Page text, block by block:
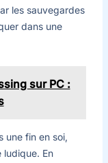
les sauvegardes
dans une
sur PC :
une fin en soi,
ludique. En